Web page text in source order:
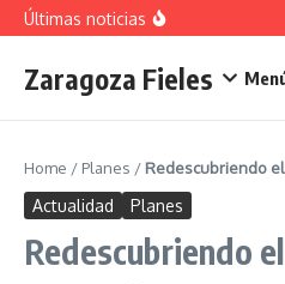
Saltar al contenido
Últimas noticias
Descubre el
Plan de
2029:
Zaragoza Fieles
Home / Planes / Redescubriendo
Actualidad Planes
Redescubriendo